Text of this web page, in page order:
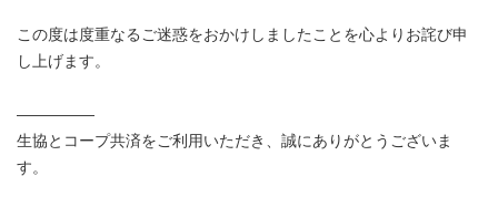
この度は度重なるご迷惑をおかけしましたことを心よりお詫び申
し上げます。
―――――
生協とコープ共済をご利用いただき、誠にありがとうございま
す。